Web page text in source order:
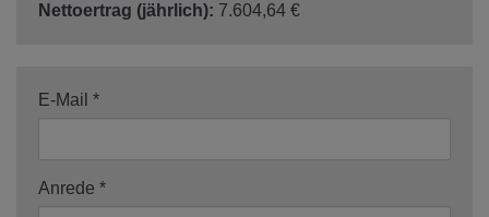
Nettoertrag (jährlich): 7.604,64 €
E-Mail
Anrede